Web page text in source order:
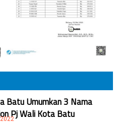
Batu Umumkan 3 Nama
Pj Wali Kota Batu